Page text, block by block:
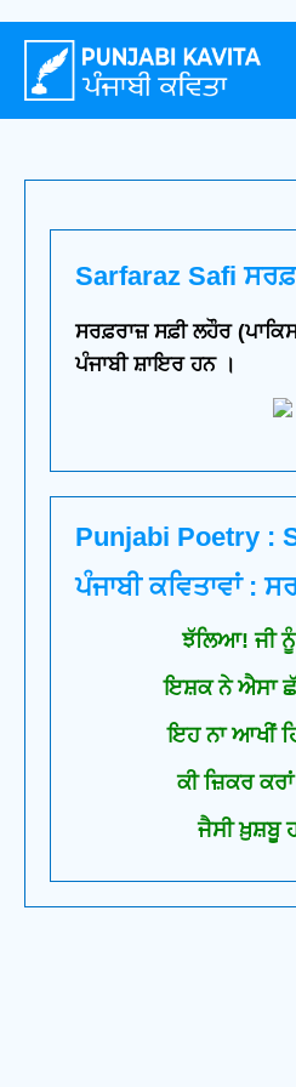
Sarfaraz Safi
ਸਰਫ਼ਰਾਜ਼ ਸਫ਼ੀ ਲਹੌਰ
ਪੰਜਾਬੀ ਸ਼ਾਇਰ ਹਨ ।
Punjabi Poetry :
ਪੰਜਾਬੀ ਕਵਿਤਾਵਾਂ :
ਝੱਲਿਆ! ਜੀ ਨੂੰ
ਇਸ਼ਕ ਨੇ ਐਸਾ
ਇਹ ਨਾ ਆਖੀਂ
ਕੀ ਜ਼ਿਕਰ
ਜੈਸੀ ਖ਼ੁਸ਼ਬੂ